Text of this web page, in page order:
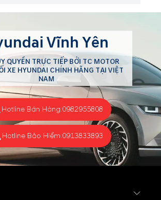
mức 27.047 đồng/lít. Tại thị
trường thế giới, dầu thô
quay đầu giảm nhẹ sau khi
áp sát ngưỡng 120
USD/thùng. Động thái nới
lỏng trừng phạt dầu Nga và
nỗ lực ổn định Trung Đông
từ phía Mỹ đang giúp thị
Vĩnh Yên
QUYỀN TRỰC TIẾP BỞI TC MOTOR
XE HYUNDAI CHÍNH HÃNG TẠI VIỆT
NAM
Hotline Bán Hàng:0982955808
Hotline Bảo Hiểm:0913833893